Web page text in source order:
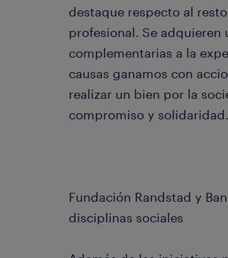
destaque respecto al
profesional. Se adquieren
complementarias a la
causas ganamos con
realizar un bien por la
compromiso y solidaridad.
Fundación Randstad y
disciplinas sociales